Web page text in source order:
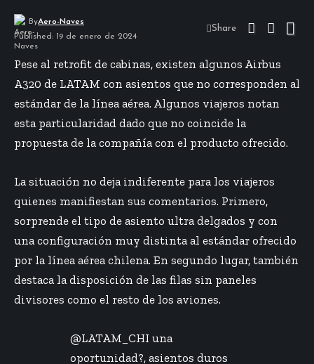
ByAero-Naves
Published: 19 de enero de 2024
Share
Pese al retrofit de cabinas, existen algunos Airbus
A320 de LATAM con asientos que no corresponden al
estándar de la línea aérea. Algunos viajeros notan
esta particularidad dado que no coincide la
propuesta de la compañía con el producto ofrecido.
La situación no deja indiferente para los viajeros
quienes manifiestan sus comentarios. Primero,
sorprende el tipo de asiento ultra delgados y con
una configuración muy distinta al estándar ofrecido
por la línea aérea chilena. En segundo lugar, también
destaca la disposición de las filas sin paneles
divisores como el resto de los aviones.
@LATAM_CHI una
oportunidad?, asientos duros